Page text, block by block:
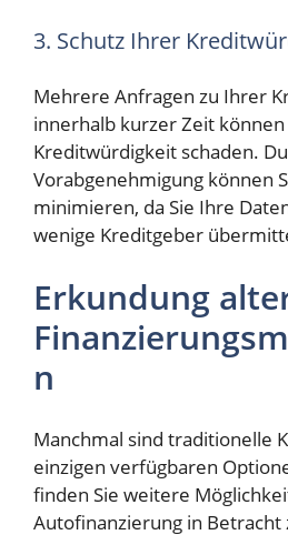
3. Schutz Ihrer
Mehrere Anfragen zu Ihrer
innerhalb kurzer Zeit
Kreditwürdigkeit schaden.
Vorabgenehmigung können
minimieren, da Sie Ihre
wenige Kreditgeber
Erkundung
n
Manchmal sind traditionelle
einzigen verfügbaren
finden Sie weitere
Autofinanzierung in Betracht